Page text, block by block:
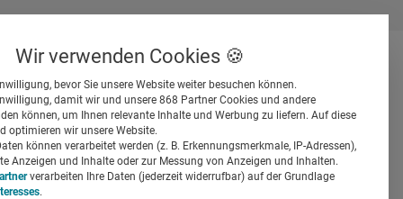
Wir verwenden Cookies 🍪
bevor Sie unsere Website weiter besuchen können.
damit wir und unsere 868 Partner Cookies und andere
können, um Ihnen relevante Inhalte und Werbung zu liefern. Auf diese
optimieren wir unsere Website.
können verarbeitet werden (z. B. Erkennungsmerkmale, IP-Adressen),
Anzeigen und Inhalte oder zur Messung von Anzeigen und Inhalten.
verarbeiten Ihre Daten (jederzeit widerrufbar) auf der Grundlage
.